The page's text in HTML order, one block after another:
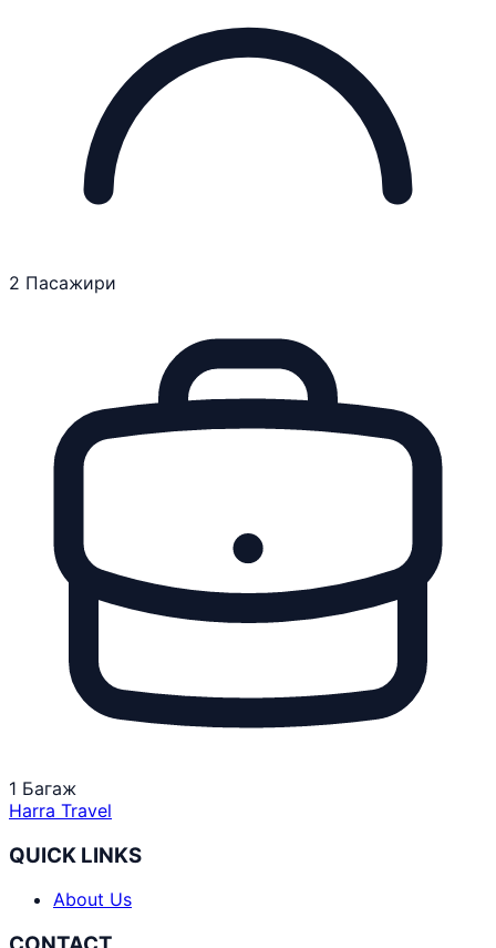
2 Пасажири
1 Багаж
Harra Travel
QUICK LINKS
About Us